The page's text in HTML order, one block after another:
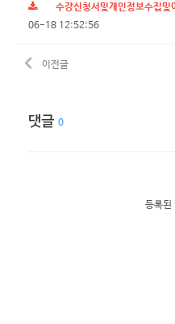
수강신청서및개인정보수집
06-18 12:52:56
이전글
댓글 0
등록된